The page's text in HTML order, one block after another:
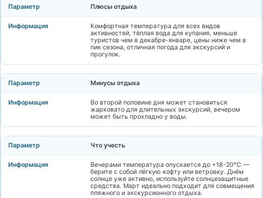
Плюсы отдыха
Комфортная температура для всех видов
активностей, тёплая вода для купания, меньше
туристов чем в декабре-январе, цены ниже чем в
пик сезона, отличная погода для экскурсий и
прогулок.
Минусы отдыха
Во второй половине дня может становиться
жарковато для длительных экскурсий, вечером
может быть прохладно у воды.
Что учесть
Вечерами температура опускается до +18-20°C —
берите с собой лёгкую кофту или ветровку. Днём
солнце уже активно, используйте солнцезащитные
средства. Март идеально подходит для совмещения
пляжного и экскурсионного отдыха.